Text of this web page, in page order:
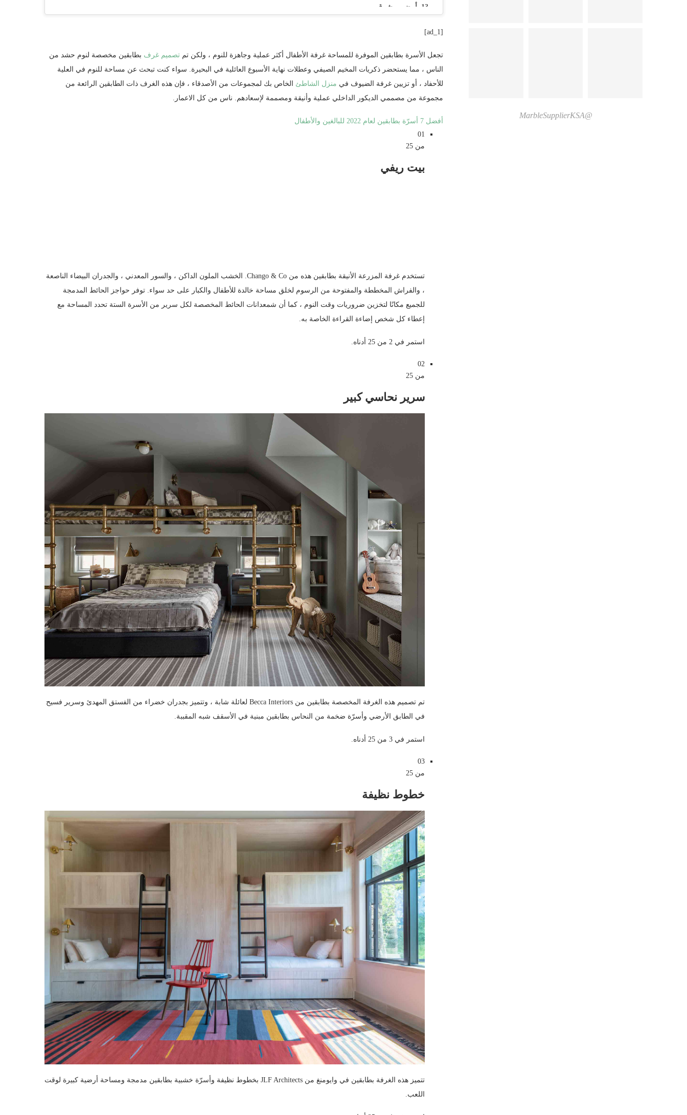
أبيض ومشرق
أحمر و أبيض و أزرق
مساحة صغيرة
غرفة بطابقين للأطفال
غرفة بطابقين بنمط ريفي
[ad_1]
تجعل الأسرة بطابقين الموفرة للمساحة غرفة الأطفال أكثر عملية وجاهزة للنوم ، ولكن تمتصميم غرف بطابقين مخصصة لنوم حشد من
الناس ، مما يستحضر ذكريات المخيم الصيفي وعطلات نهاية الأسبوع العائلية في البحيرة. سواء كنت تبحث عن مساحة للنوم في العلية
للأحفاد ، أو تزيين غرفة الضيوف في منزل الشاطئ الخاص بك لمجموعات من الأصدقاء ، فإن هذه الغرف ذات الطابقين الرائعة من
مجموعة من مصممي الديكور الداخلي عملية وأنيقة ومصممة لإسعادهم. ناس من كل الاعمار.
أفضل 7 أسرّة بطابقين لعام 2022 للبالغين والأطفال
01
من 25
بيت ريفي
تستخدم غرفة المزرعة الأنيقة بطابقين هذه من Chango & Co. الخشب الملون الداكن ، والسور المعدني ، والجدران البيضاء الناصعة
، والفراش المخططة والمفتوحة من الرسوم لخلق مساحة خالدة للأطفال والكبار على حد سواء. توفر حواجز الحائط المدمجة
للجميع مكانًا لتخزين ضروريات وقت النوم ، كما أن شمعدانات الحائط المخصصة لكل سرير من الأسرة الستة تحدد المساحة مع
إعطاء كل شخص إضاءة القراءة الخاصة به.
استمر في 2 من 25 أدناه.
02
من 25
سرير نحاسي كبير
تم تصميم هذه الغرفة المخصصة بطابقين من Becca Interiors لعائلة شابة ، وتتميز بجدران خضراء من الفستق المهدئ وسرير فسيح
في الطابق الأرضي وأسرّة ضخمة من النحاس بطابقين مبنية في الأسقف شبه المقببة.
استمر في 3 من 25 أدناه.
03
من 25
خطوط نظيفة
تتميز هذه الغرفة بطابقين في وايومنغ من JLF Architects بخطوط نظيفة وأسرّة خشبية بطابقين مدمجة ومساحة أرضية كبيرة لوقت
اللعب.
@MarbleSupplierKSA